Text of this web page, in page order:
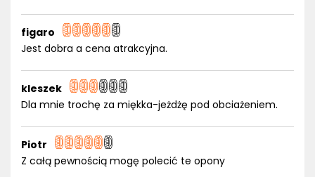
figaro
Jest dobra a cena atrakcyjna.
kleszek
Dla mnie trochę za miękka-jeżdżę pod obciażeniem.
Piotr
Z całą pewnością mogę polecić te opony